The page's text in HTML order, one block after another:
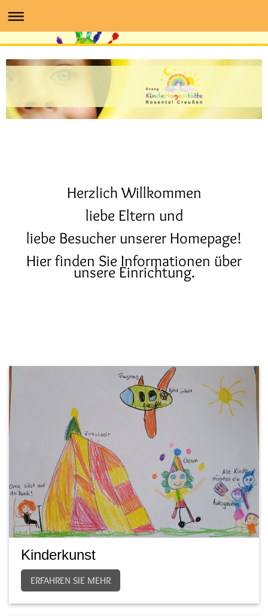
Herzlich Willkommen
liebe Eltern und
liebe Besucher unserer Homepage!
Hier finden Sie Informationen über
unsere Einrichtung.
Kinderkunst
ERFAHREN SIE MEHR